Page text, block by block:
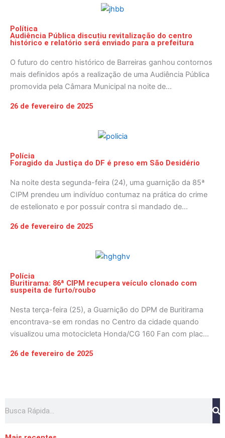
Política
Audiência Pública discutiu revitalização do centro
histórico e relatório será enviado para a prefeitura
O futuro do centro histórico de Barreiras ganhou contornos
mais definidos após a realização de uma Audiência Pública
promovida pela Câmara Municipal na noite de...
26 de fevereiro de 2025
Polícia
Foragido da Justiça do DF é preso em São Desidério
Na noite desta segunda-feira (24), uma guarnição da 85ª
CIPM prendeu um indivíduo contumaz na prática do crime
de estelionato e por possuir contra si mandado de...
26 de fevereiro de 2025
Polícia
Buritirama: 86ª CIPM recupera veículo clonado com
suspeita de furto/roubo
Nesta terça-feira (25), a Guarnição do DPM de Buritirama
encontrava-se em rondas no Centro da cidade quando
visualizou uma motocicleta Honda/CG 160 Fan com plac...
26 de fevereiro de 2025